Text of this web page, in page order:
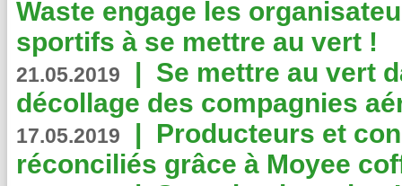
Waste engage les
sportifs à se mettre au vert !
21.05.2019 | Se mettre au vert
décollage des compagnies
17.05.2019 | Producteurs et
réconciliés grâce à Moyee